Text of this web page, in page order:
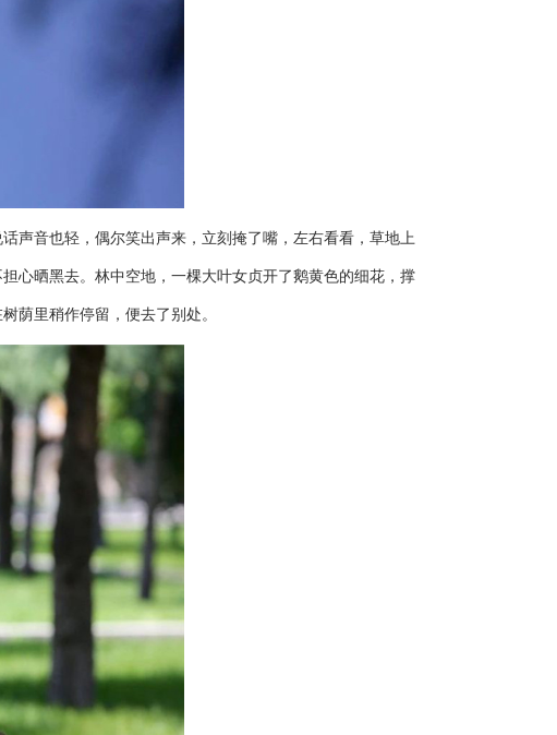
音也轻，偶尔笑出声来，立刻掩了嘴，左右看看，草地上
心晒黑去。林中空地，一棵大叶女贞开了鹅黄色的细花，撑
荫里稍作停留，便去了别处。